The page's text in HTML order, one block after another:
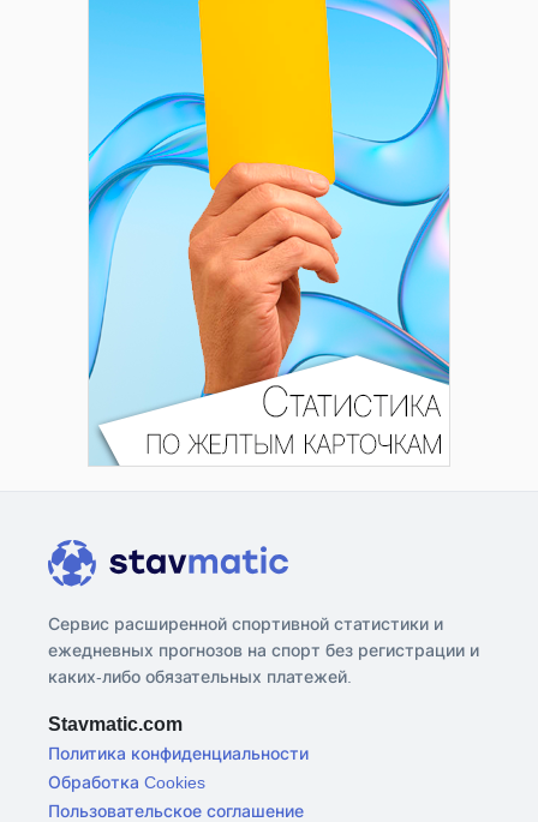
Сервис расширенной спортивной статистики и
ежедневных прогнозов на спорт без регистрации и
каких-либо обязательных платежей.
Stavmatic.com
Политика конфиденциальности
Обработка Cookies
Пользовательское соглашение